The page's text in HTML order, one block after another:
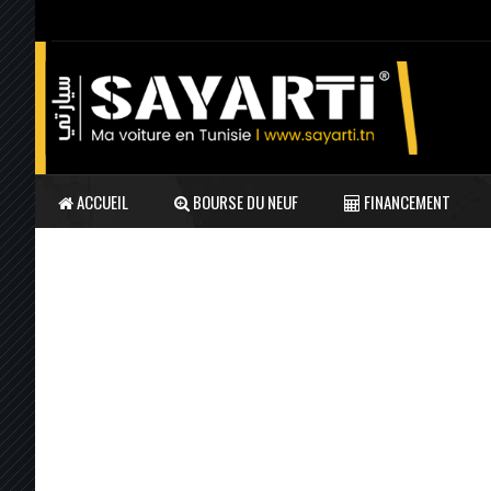
ACCUEIL BOURSE DU NEUF FINANCEMENT